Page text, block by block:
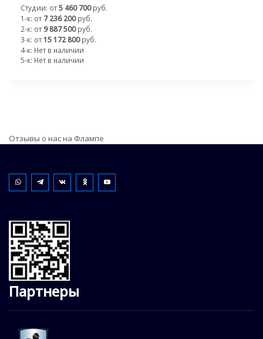
Студии: от5 460 700руб.
1-к: от 7 236 200руб.
2-к: от9 887 500руб.
3-к: от15 172 800руб.
4-к: Нет в наличии
5-к: Нет в наличии
Отзывы о нас на Флампе
Партнеры